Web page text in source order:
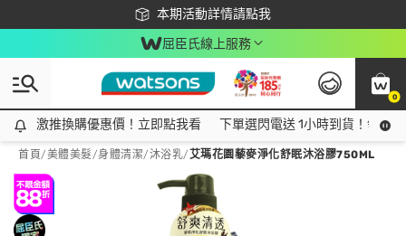
本期活動詳情請點我
下載app最高回饋$350
屈臣氏線上服務
0
激推換購優惠價！立即點我看
激推換購優惠價！立即點我看 下單選閃電送 1小時到貨！領神
首頁/美體美髮/身體清潔/沐浴乳/艾瑪花園藜麥淨化舒眠沐浴膠750ML